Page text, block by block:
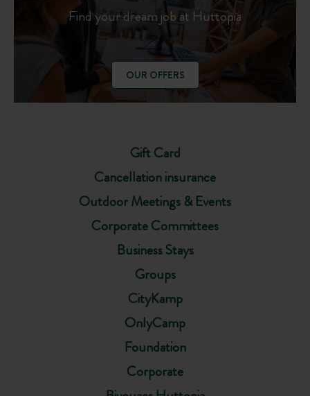
Gift Card
Cancellation insurance
Outdoor Meetings & Events
Corporate Committees
Business Stays
Groups
CityKamp
OnlyCamp
Foundation
Corporate
Find your dream job at Huttopia
OUR OFFERS